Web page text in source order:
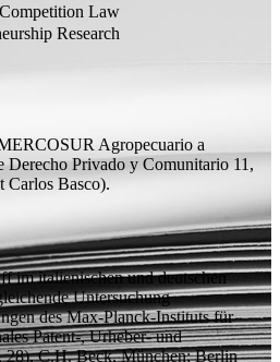
Law
Research
Agropecuario a
Derecho Privado y Comunitario 11,
Carlos Basco).
im italienischen und deutschen
Untersuchung
des Max-Planck-Instituts für
Patent-, Urheber- und
28), C.H. Beck, München; Berlin